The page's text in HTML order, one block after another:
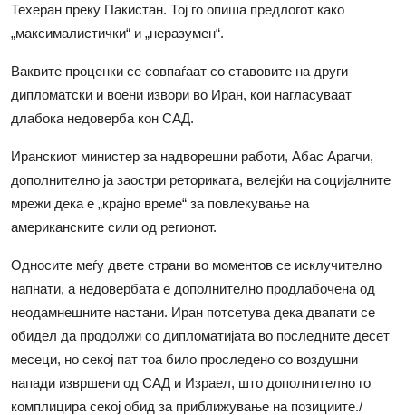
Техеран преку Пакистан. Тој го опиша предлогот како
„максималистички“ и „неразумен“.
Ваквите проценки се совпаѓаат со ставовите на други
дипломатски и воени извори во Иран, кои нагласуваат
длабока недоверба кон САД.
Иранскиот министер за надворешни работи, Абас Арагчи,
дополнително ја заостри реториката, велејќи на социјалните
мрежи дека е „крајно време“ за повлекување на
американските сили од регионот.
Односите меѓу двете страни во моментов се исклучително
напнати, а недовербата е дополнително продлабочена од
неодамнешните настани. Иран потсетува дека двапати се
обидел да продолжи со дипломатијата во последните десет
месеци, но секој пат тоа било проследено со воздушни
напади извршени од САД и Израел, што дополнително го
комплицира секој обид за приближување на позициите./